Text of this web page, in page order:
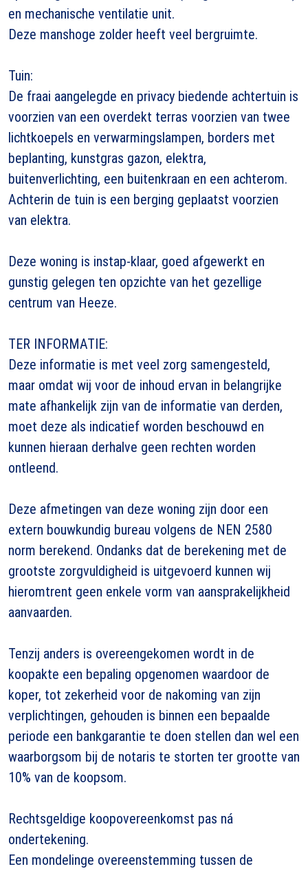
en mechanische ventilatie unit.
Deze manshoge zolder heeft veel bergruimte.
Tuin:
De fraai aangelegde en privacy biedende achtertuin is
voorzien van een overdekt terras voorzien van twee
lichtkoepels en verwarmingslampen, borders met
beplanting, kunstgras gazon, elektra,
buitenverlichting, een buitenkraan en een achterom.
Achterin de tuin is een berging geplaatst voorzien
van elektra.
Deze woning is instap-klaar, goed afgewerkt en
gunstig gelegen ten opzichte van het gezellige
centrum van Heeze.
TER INFORMATIE:
Deze informatie is met veel zorg samengesteld,
maar omdat wij voor de inhoud ervan in belangrijke
mate afhankelijk zijn van de informatie van derden,
moet deze als indicatief worden beschouwd en
kunnen hieraan derhalve geen rechten worden
ontleend.
Deze afmetingen van deze woning zijn door een
extern bouwkundig bureau volgens de NEN 2580
norm berekend. Ondanks dat de berekening met de
grootste zorgvuldigheid is uitgevoerd kunnen wij
hieromtrent geen enkele vorm van aansprakelijkheid
aanvaarden.
Tenzij anders is overeengekomen wordt in de
koopakte een bepaling opgenomen waardoor de
koper, tot zekerheid voor de nakoming van zijn
verplichtingen, gehouden is binnen een bepaalde
periode een bankgarantie te doen stellen dan wel een
waarborgsom bij de notaris te storten ter grootte van
10% van de koopsom.
Rechtsgeldige koopovereenkomst pas ná
ondertekening.
Een mondelinge overeenstemming tussen de